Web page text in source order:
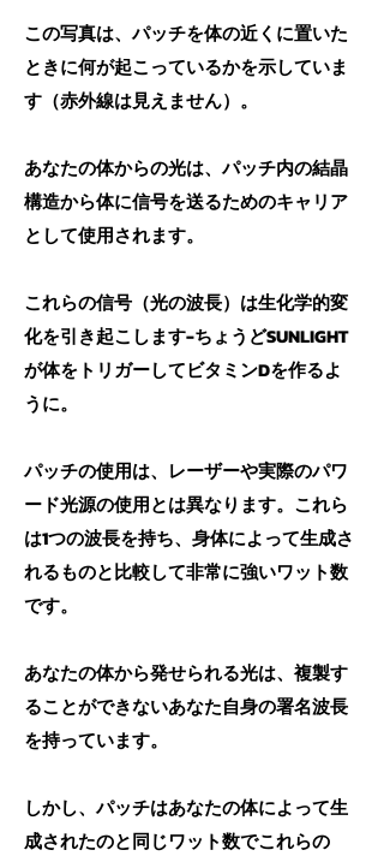
この写真は、パッチを体の近くに置いた
ときに何が起こっているかを示していま
す（赤外線は見えません）。
あなたの体からの光は、パッチ内の結晶
構造から体に信号を送るためのキャリア
として使用されます。
これらの信号（光の波長）は生化学的変
化を引き起こします-ちょうどSUNLIGHT
が体をトリガーしてビタミンDを作るよ
うに。
パッチの使用は、レーザーや実際のパワ
ード光源の使用とは異なります。これら
は1つの波長を持ち、身体によって生成さ
れるものと比較して非常に強いワット数
です。
あなたの体から発せられる光は、複製す
ることができないあなた自身の署名波長
を持っています。
しかし、パッチはあなたの体によって生
成されたのと同じワット数でこれらの